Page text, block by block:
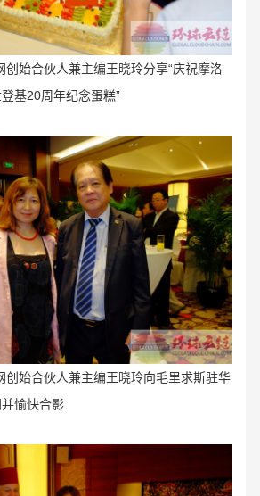
创始合伙人兼主编王晓玲分享“庆祝摩洛
基20周年纪念蛋糕”
创始合伙人兼主编王晓玲向毛里求斯驻华
愉快合影